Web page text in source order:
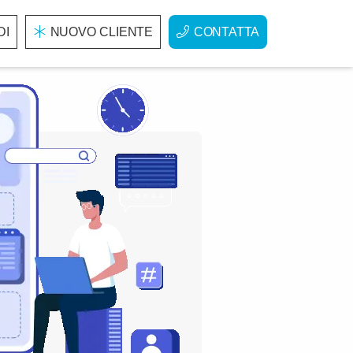
NUOVO CLIENTE CONTATTA